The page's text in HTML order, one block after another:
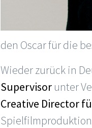
den Oscar für die
Wieder zurück in
Supervisor unter
Creative Director